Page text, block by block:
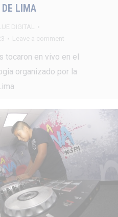
LIMA
DIGITAL
Leave a comment
tocaron en vivo en el
organizado por la